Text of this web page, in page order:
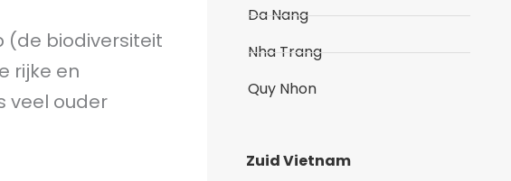
(de biodiversiteit
rijke en
veel ouder
Da Nang
Nha Trang
Quy Nhon
Zuid Vietnam